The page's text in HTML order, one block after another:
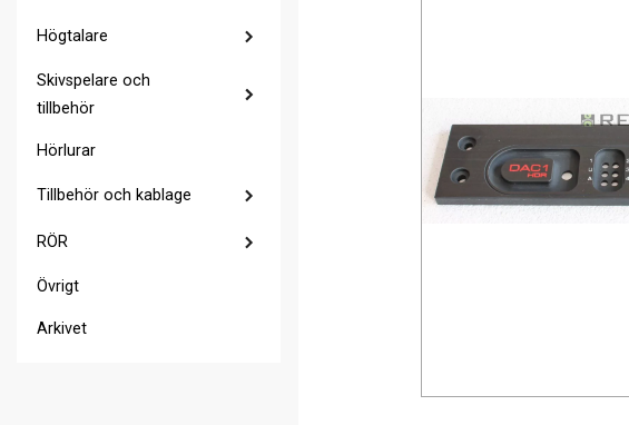
Högtalare
Skivspelare och
tillbehör
Hörlurar
Tillbehör och kablage
RÖR
Övrigt
Arkivet